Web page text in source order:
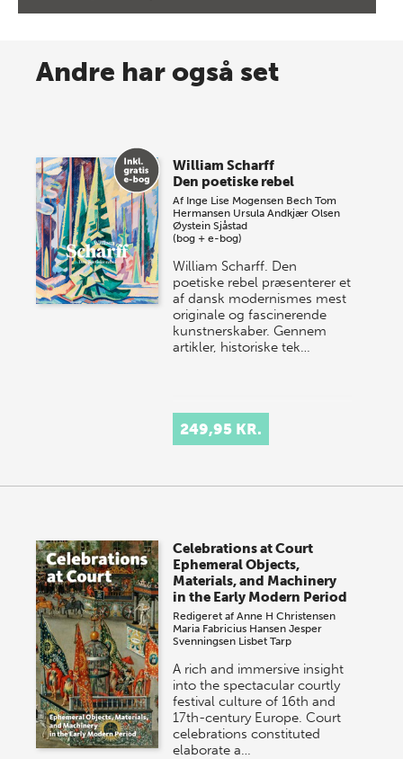
Spar op til 70% til sommer-
store sommer-lagersalg, så sæt kryds i kalenderen
onsdag den 10. j…
Andre har også set
William Scharff
Den poetiske rebel
Af Inge Lise Mogensen Bech Tom
Hermansen Ursula Andkjær Olsen
Øystein Sjåstad
(bog + e-bog)
William Scharff. Den
poetiske rebel præsenterer et
af dansk modernismes mest
originale og fascinerende
kunstnerskaber. Gennem
artikler, historiske tek…
249,95 KR.
Celebrations at Court
Ephemeral Objects,
Materials, and Machinery
in the Early Modern Period
Redigeret afAnne H Christensen
Maria Fabricius Hansen Jesper
Svenningsen Lisbet Tarp
A rich and immersive insight
into the spectacular courtly
festival culture of 16th and
17th-century Europe. Court
celebrations constituted
elaborate a…